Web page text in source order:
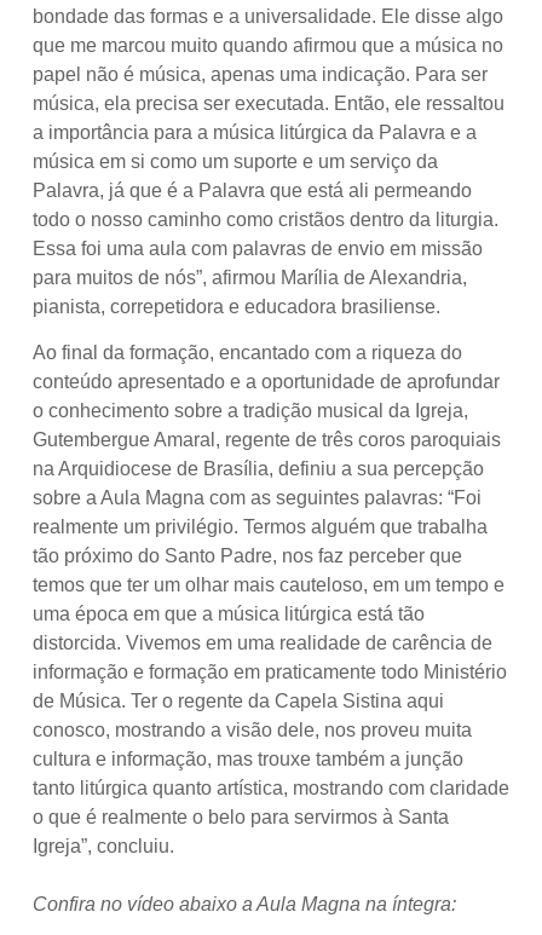
bondade das formas e a universalidade. Ele disse algo
que me marcou muito quando afirmou que a música no
papel não é música, apenas uma indicação. Para ser
música, ela precisa ser executada. Então, ele ressaltou
a importância para a música litúrgica da Palavra e a
música em si como um suporte e um serviço da
Palavra, já que é a Palavra que está ali permeando
todo o nosso caminho como cristãos dentro da liturgia.
Essa foi uma aula com palavras de envio em missão
para muitos de nós”, afirmou Marília de Alexandria,
pianista, correpetidora e educadora brasiliense.
Ao final da formação, encantado com a riqueza do
conteúdo apresentado e a oportunidade de aprofundar
o conhecimento sobre a tradição musical da Igreja,
Gutembergue Amaral, regente de três coros paroquiais
na Arquidiocese de Brasília, definiu a sua percepção
sobre a Aula Magna com as seguintes palavras: “Foi
realmente um privilégio. Termos alguém que trabalha
tão próximo do Santo Padre, nos faz perceber que
temos que ter um olhar mais cauteloso, em um tempo e
uma época em que a música litúrgica está tão
distorcida. Vivemos em uma realidade de carência de
informação e formação em praticamente todo Ministério
de Música. Ter o regente da Capela Sistina aqui
conosco, mostrando a visão dele, nos proveu muita
cultura e informação, mas trouxe também a junção
tanto litúrgica quanto artística, mostrando com claridade
o que é realmente o belo para servirmos à Santa
Igreja”, concluiu.
Confira no vídeo abaixo a Aula Magna na íntegra: